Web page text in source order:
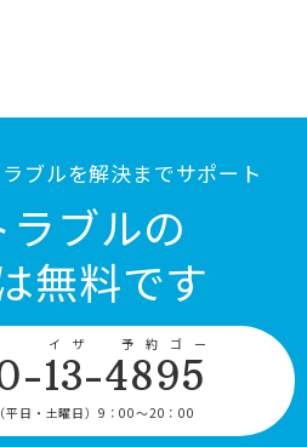
ブルを解決までサポート
ブルの
無料です
13-4895
イザ 予約ゴー
（平日・土曜日）9：00〜20：00